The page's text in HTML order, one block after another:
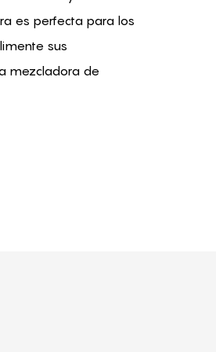
es perfecta para los
sus
mezcladora de